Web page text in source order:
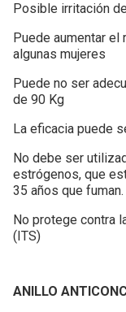
Posible irritación
Puede aumentar
algunas mujeres
Puede no ser
de 90 Kg
La eficacia puede
No debe ser
estrógenos, que
35 años que fuman.
No protege contra
(ITS)
ANILLO